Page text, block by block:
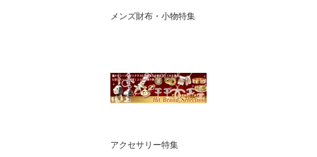
メンズ財布・小物特集
アクセサリー特集